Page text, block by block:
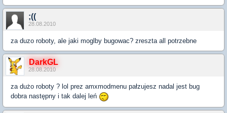
;((
28.08.2010
za duzo roboty, ale jaki moglby bugowac? zreszta all potrzebne
DarkGL
28.08.2010
za dużo roboty ? lol prez amxmodmenu pałzujesz nadal jest bug
dobra następny i tak dalej leń